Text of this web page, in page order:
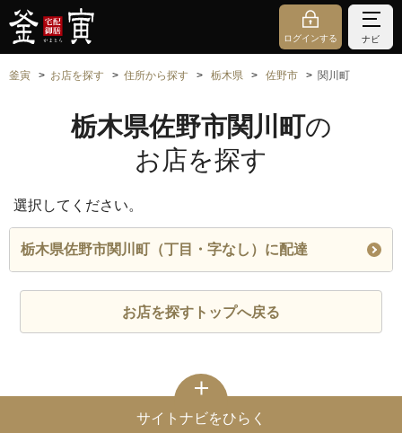
ログインする ナビ
釜寅 お店を探す 住所から探す 栃木県 佐野市 関川町
栃木県佐野市関川町の
お店を探す
選択してください。
栃木県佐野市関川町（丁目・字なし）に配達
お店を探すトップへ戻る
サイトナビをひらく